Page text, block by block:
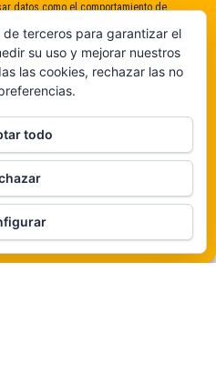
datos como el comportamiento de
a determinadas características y
manera
hay aquí
de cookies
|Tema:
terceros para garantizar el
su uso y mejorar nuestros
las cookies, rechazar las no
todo